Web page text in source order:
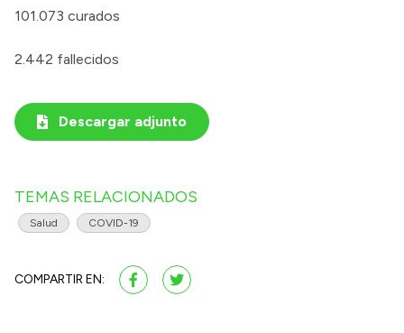
101.073 curados
2.442 fallecidos
Descargar adjunto
TEMAS RELACIONADOS
Salud COVID-19
COMPARTIR EN: